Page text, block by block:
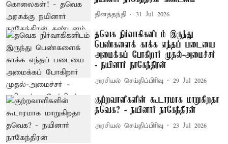
தினத்தந்தி 31 Jul 2026
தவெக நிர்வாகிகளிடம் இருந்து
பெண்களைக் காக்க எந்தப் படையை
அமைக்கப் போகிறார் முதல்-அமைச்சர்
- நயினார் நாகேந்திரன்
அரசியல் செய்திப்பிரிவு 29 Jul 2026
குற்றவாளிகளின் கூடாரமாக மாறுகிறதா
தவெக? - நயினார் நாகேந்திரன்
அரசியல் செய்திப்பிரிவு 23 Jul 2026